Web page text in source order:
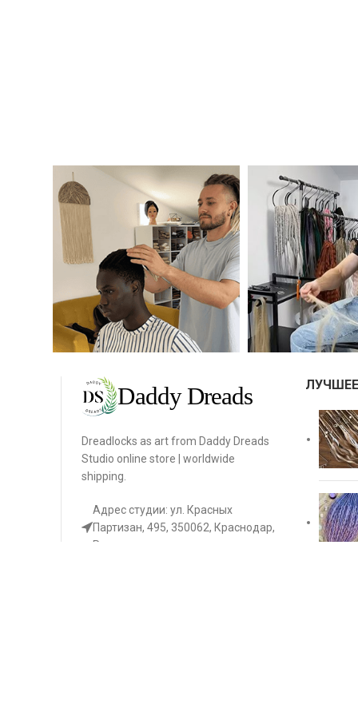
Dreadlocks as art from Daddy Dreads
Studio online store | worldwide
shipping.
Адрес студии: ул. Красных
Партизан, 495, 350062, Краснодар,
Россия.